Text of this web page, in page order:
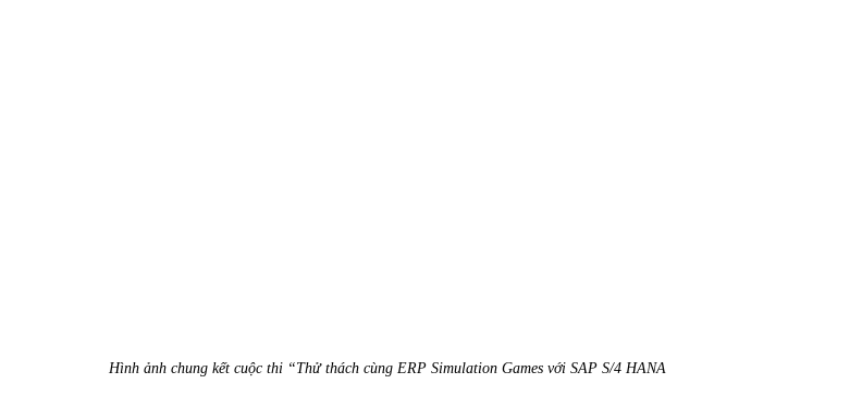
Hình ảnh chung kết cuộc thi “Thử thách cùng ERP Simulation Games với SAP S/4 HANA